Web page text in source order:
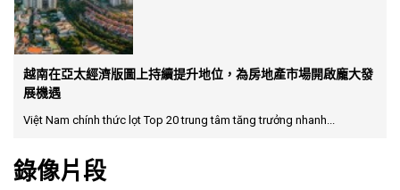
越南在亞太經濟版圖上持續提升地位，為房地產市場開啟龐大發
展機遇
Việt Nam chính thức lọt Top 20 trung tâm tăng trưởng nhanh...
錄像片段